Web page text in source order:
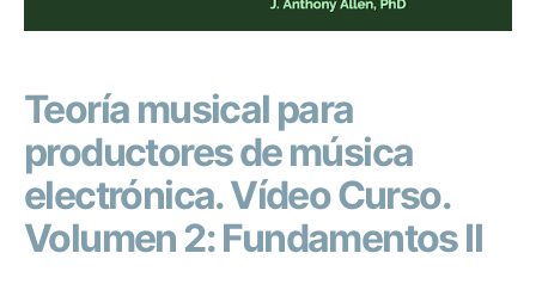
Teoría musical para
productores de música
electrónica. Vídeo Curso.
Volumen 2: Fundamentos II